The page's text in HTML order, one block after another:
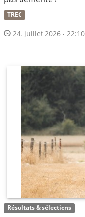
TREC
24. juillet 2026 - 22:10
Résultats & sélections